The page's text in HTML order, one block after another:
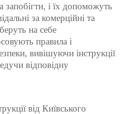
і їх допоможуть
за комерційні та
на себе
правила і
вивішуючи інструкції
відповідну